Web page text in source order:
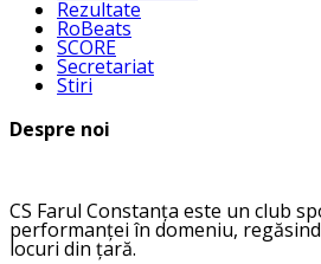
Rezultate
RoBeats
SCORE
Secretariat
Stiri
Despre noi
CS Farul Constanța este un club
performanței în domeniu,
locuri din țară.